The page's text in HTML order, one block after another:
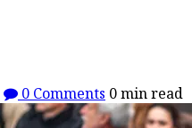
0 Comments 0 min read